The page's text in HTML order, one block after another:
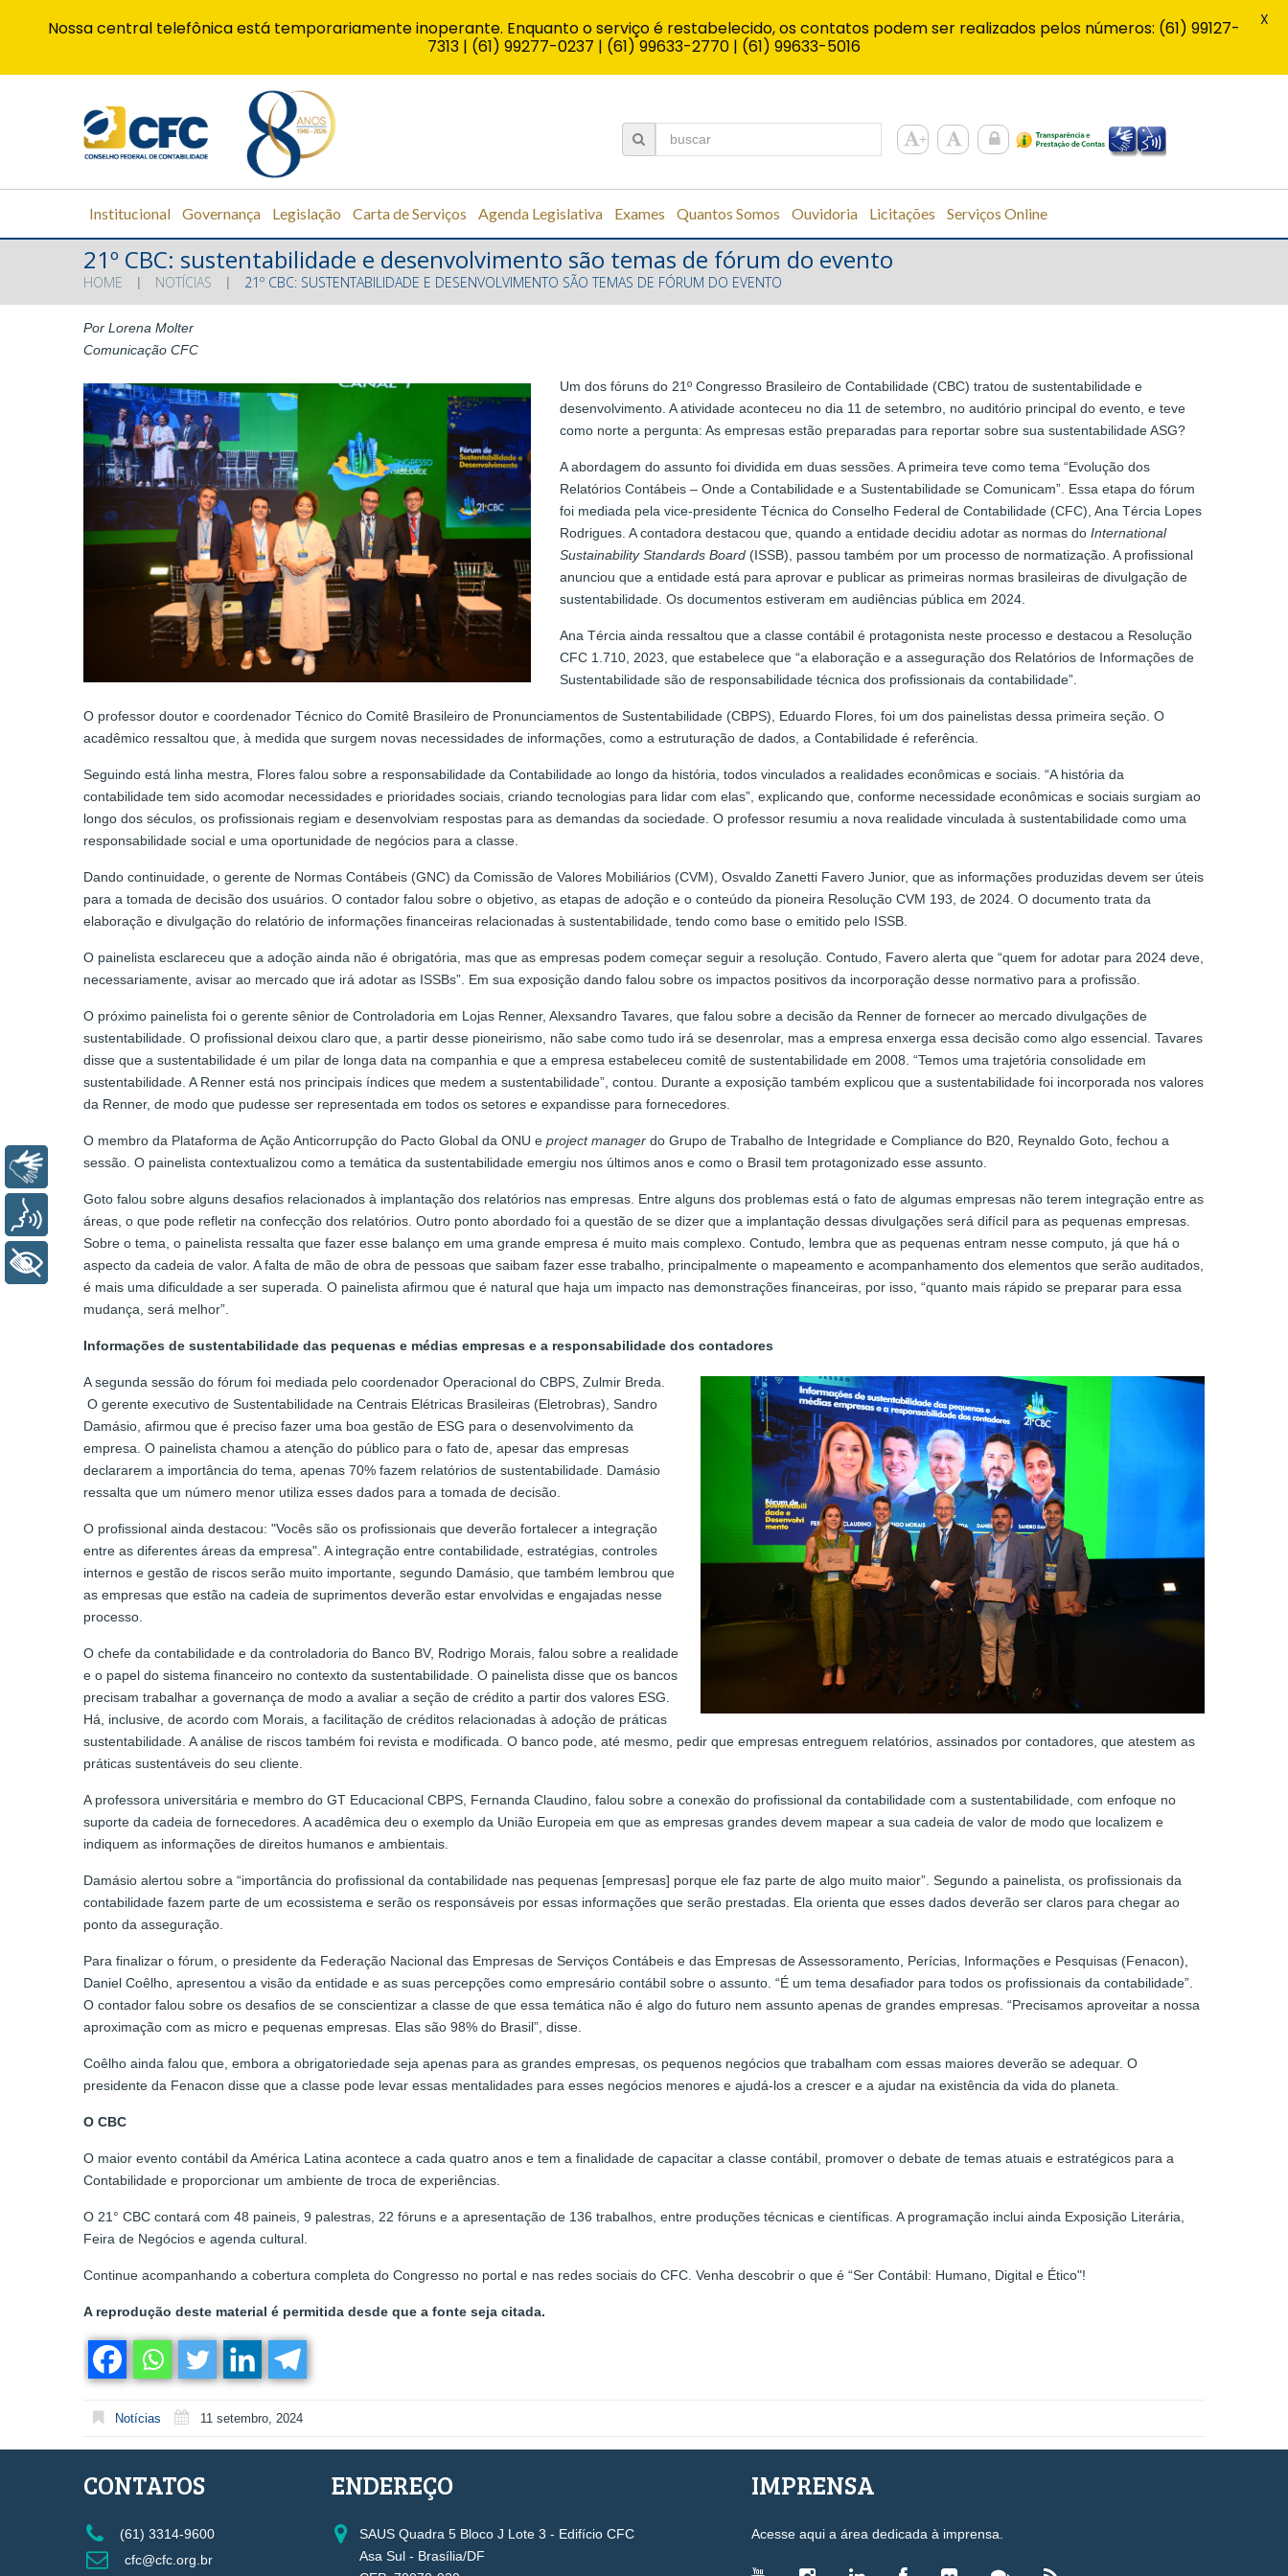
Institucional Governança Legislação Carta de Serviços Agenda Legislativa Exames Quantos Somos Ouvidoria Licitações Serviços Online
21º CBC: sustentabilidade e desenvolvimento são temas de fórum do evento
HOME NOTÍCIAS 21º CBC: SUSTENTABILIDADE E DESENVOLVIMENTO SÃO TEMAS DE FÓRUM DO EVENTO
Por Lorena Molter
Comunicação CFC
Um dos fóruns do 21º Congresso Brasileiro de Contabilidade (CBC) tratou de sustentabilidade e
desenvolvimento. A atividade aconteceu no dia 11 de setembro, no auditório principal do evento, e teve
como norte a pergunta: As empresas estão preparadas para reportar sobre sua sustentabilidade ASG?
A abordagem do assunto foi dividida em duas sessões. A primeira teve como tema “Evolução dos
Relatórios Contábeis – Onde a Contabilidade e a Sustentabilidade se Comunicam”. Essa etapa do fórum
foi mediada pela vice-presidente Técnica do Conselho Federal de Contabilidade (CFC), Ana Tércia Lopes
Rodrigues. A contadora destacou que, quando a entidade decidiu adotar as normas do International
Sustainability Standards Board (ISSB), passou também por um processo de normatização. A profissional
anunciou que a entidade está para aprovar e publicar as primeiras normas brasileiras de divulgação de
sustentabilidade. Os documentos estiveram em audiências pública em 2024.
Ana Tércia ainda ressaltou que a classe contábil é protagonista neste processo e destacou a Resolução
CFC 1.710, 2023, que estabelece que “a elaboração e a asseguração dos Relatórios de Informações de
Sustentabilidade são de responsabilidade técnica dos profissionais da contabilidade”.
O professor doutor e coordenador Técnico do Comitê Brasileiro de Pronunciamentos de Sustentabilidade (CBPS), Eduardo Flores, foi um dos painelistas dessa primeira seção. O
acadêmico ressaltou que, à medida que surgem novas necessidades de informações, como a estruturação de dados, a Contabilidade é referência.
Seguindo está linha mestra, Flores falou sobre a responsabilidade da Contabilidade ao longo da história, todos vinculados a realidades econômicas e sociais. “A história da
contabilidade tem sido acomodar necessidades e prioridades sociais, criando tecnologias para lidar com elas”, explicando que, conforme necessidade econômicas e sociais surgiam ao
longo dos séculos, os profissionais regiam e desenvolviam respostas para as demandas da sociedade. O professor resumiu a nova realidade vinculada à sustentabilidade como uma
responsabilidade social e uma oportunidade de negócios para a classe.
Dando continuidade, o gerente de Normas Contábeis (GNC) da Comissão de Valores Mobiliários (CVM), Osvaldo Zanetti Favero Junior, que as informações produzidas devem ser úteis
para a tomada de decisão dos usuários. O contador falou sobre o objetivo, as etapas de adoção e o conteúdo da pioneira Resolução CVM 193, de 2024. O documento trata da
elaboração e divulgação do relatório de informações financeiras relacionadas à sustentabilidade, tendo como base o emitido pelo ISSB.
O painelista esclareceu que a adoção ainda não é obrigatória, mas que as empresas podem começar seguir a resolução. Contudo, Favero alerta que “quem for adotar para 2024 deve,
necessariamente, avisar ao mercado que irá adotar as ISSBs”. Em sua exposição dando falou sobre os impactos positivos da incorporação desse normativo para a profissão.
O próximo painelista foi o gerente sênior de Controladoria em Lojas Renner, Alexsandro Tavares, que falou sobre a decisão da Renner de fornecer ao mercado divulgações de
sustentabilidade. O profissional deixou claro que, a partir desse pioneirismo, não sabe como tudo irá se desenrolar, mas a empresa enxerga essa decisão como algo essencial. Tavares
disse que a sustentabilidade é um pilar de longa data na companhia e que a empresa estabeleceu comitê de sustentabilidade em 2008. “Temos uma trajetória consolidade em
sustentabilidade. A Renner está nos principais índices que medem a sustentabilidade”, contou. Durante a exposição também explicou que a sustentabilidade foi incorporada nos valores
da Renner, de modo que pudesse ser representada em todos os setores e expandisse para fornecedores.
O membro da Plataforma de Ação Anticorrupção do Pacto Global da ONU e project manager do Grupo de Trabalho de Integridade e Compliance do B20, Reynaldo Goto, fechou a
sessão. O painelista contextualizou como a temática da sustentabilidade emergiu nos últimos anos e como o Brasil tem protagonizado esse assunto.
Goto falou sobre alguns desafios relacionados à implantação dos relatórios nas empresas. Entre alguns dos problemas está o fato de algumas empresas não terem integração entre as
áreas, o que pode refletir na confecção dos relatórios. Outro ponto abordado foi a questão de se dizer que a implantação dessas divulgações será difícil para as pequenas empresas.
Sobre o tema, o painelista ressalta que fazer esse balanço em uma grande empresa é muito mais complexo. Contudo, lembra que as pequenas entram nesse computo, já que há o
aspecto da cadeia de valor. A falta de mão de obra de pessoas que saibam fazer esse trabalho, principalmente o mapeamento e acompanhamento dos elementos que serão auditados,
é mais uma dificuldade a ser superada. O painelista afirmou que é natural que haja um impacto nas demonstrações financeiras, por isso, “quanto mais rápido se preparar para essa
mudança, será melhor”.
Informações de sustentabilidade das pequenas e médias empresas e a responsabilidade dos contadores
A segunda sessão do fórum foi mediada pelo coordenador Operacional do CBPS, Zulmir Breda.
O gerente executivo de Sustentabilidade na Centrais Elétricas Brasileiras (Eletrobras), Sandro
Damásio, afirmou que é preciso fazer uma boa gestão de ESG para o desenvolvimento da
empresa. O painelista chamou a atenção do público para o fato de, apesar das empresas
declararem a importância do tema, apenas 70% fazem relatórios de sustentabilidade. Damásio
ressalta que um número menor utiliza esses dados para a tomada de decisão.
O profissional ainda destacou: "Vocês são os profissionais que deverão fortalecer a integração
entre as diferentes áreas da empresa". A integração entre contabilidade, estratégias, controles
internos e gestão de riscos serão muito importante, segundo Damásio, que também lembrou que
as empresas que estão na cadeia de suprimentos deverão estar envolvidas e engajadas nesse
processo.
O chefe da contabilidade e da controladoria do Banco BV, Rodrigo Morais, falou sobre a realidade
e o papel do sistema financeiro no contexto da sustentabilidade. O painelista disse que os bancos
precisam trabalhar a governança de modo a avaliar a seção de crédito a partir dos valores ESG.
Há, inclusive, de acordo com Morais, a facilitação de créditos relacionadas à adoção de práticas
sustentabilidade. A análise de riscos também foi revista e modificada. O banco pode, até mesmo, pedir que empresas entreguem relatórios, assinados por contadores, que atestem as
práticas sustentáveis do seu cliente.
A professora universitária e membro do GT Educacional CBPS, Fernanda Claudino, falou sobre a conexão do profissional da contabilidade com a sustentabilidade, com enfoque no
suporte da cadeia de fornecedores. A acadêmica deu o exemplo da União Europeia em que as empresas grandes devem mapear a sua cadeia de valor de modo que localizem e
indiquem as informações de direitos humanos e ambientais.
Damásio alertou sobre a “importância do profissional da contabilidade nas pequenas [empresas] porque ele faz parte de algo muito maior”. Segundo a painelista, os profissionais da
contabilidade fazem parte de um ecossistema e serão os responsáveis por essas informações que serão prestadas. Ela orienta que esses dados deverão ser claros para chegar ao
ponto da asseguração.
Para finalizar o fórum, o presidente da Federação Nacional das Empresas de Serviços Contábeis e das Empresas de Assessoramento, Perícias, Informações e Pesquisas (Fenacon),
Daniel Coêlho, apresentou a visão da entidade e as suas percepções como empresário contábil sobre o assunto. “É um tema desafiador para todos os profissionais da contabilidade”.
O contador falou sobre os desafios de se conscientizar a classe de que essa temática não é algo do futuro nem assunto apenas de grandes empresas. “Precisamos aproveitar a nossa
aproximação com as micro e pequenas empresas. Elas são 98% do Brasil”, disse.
Coêlho ainda falou que, embora a obrigatoriedade seja apenas para as grandes empresas, os pequenos negócios que trabalham com essas maiores deverão se adequar. O
presidente da Fenacon disse que a classe pode levar essas mentalidades para esses negócios menores e ajudá-los a crescer e a ajudar na existência da vida do planeta.
O CBC
O maior evento contábil da América Latina acontece a cada quatro anos e tem a finalidade de capacitar a classe contábil, promover o debate de temas atuais e estratégicos para a
Contabilidade e proporcionar um ambiente de troca de experiências.
O 21° CBC contará com 48 paineis, 9 palestras, 22 fóruns e a apresentação de 136 trabalhos, entre produções técnicas e científicas. A programação inclui ainda Exposição Literária,
Feira de Negócios e agenda cultural.
Continue acompanhando a cobertura completa do Congresso no portal e nas redes sociais do CFC. Venha descobrir o que é “Ser Contábil: Humano, Digital e Ético"!
A reprodução deste material é permitida desde que a fonte seja citada.
Notícias 11 setembro, 2024
CONTATOS
(61) 3314-9600
cfc@cfc.org.br
ENDEREÇO
SAUS Quadra 5 Bloco J Lote 3 - Edifício CFC
Asa Sul - Brasília/DF
IMPRENSA
Acesse aqui a área dedicada à imprensa.
Nossa central telefônica está temporariamente inoperante. Enquanto o serviço é restabelecido, os contatos podem ser realizados pelos números: (61) 99127-
7313 | (61) 99277-0237 | (61) 99633-2770 | (61) 99633-5016
X
Libras
Voz
+ Acessibilidade